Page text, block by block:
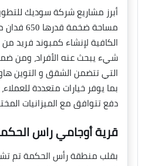
أبرز مشاريع شركة سوديك
مساحة
الكافية لإنشاء كمبوند فريد
شيء يبحث عنه الأفراد، ومن
التي تتضمن الشقق و التوين
بما يوفر خيارات متعددة
دفع تتوافق مع الميزانيات
قرية أوجامي راس
بقلب منطقة رأس الحكمة تم